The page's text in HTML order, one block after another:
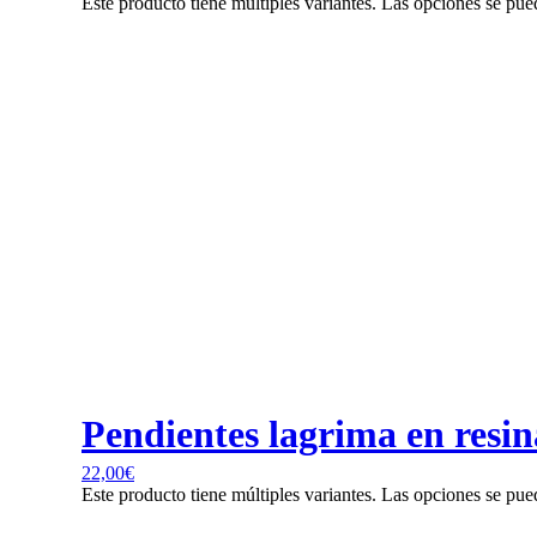
Pendientes lagrima en
22,00€
Este producto tiene múltiples variantes. Las opciones se